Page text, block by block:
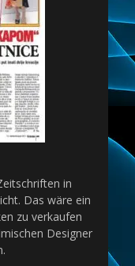
in
Das wäre ein
zu verkaufen
Designer